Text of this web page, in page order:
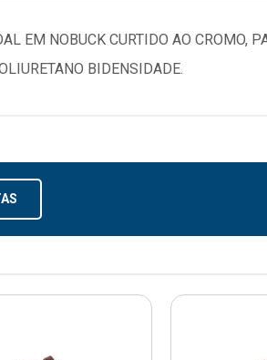
EM NOBUCK CURTIDO AO CROMO,
BIDENSIDADE.